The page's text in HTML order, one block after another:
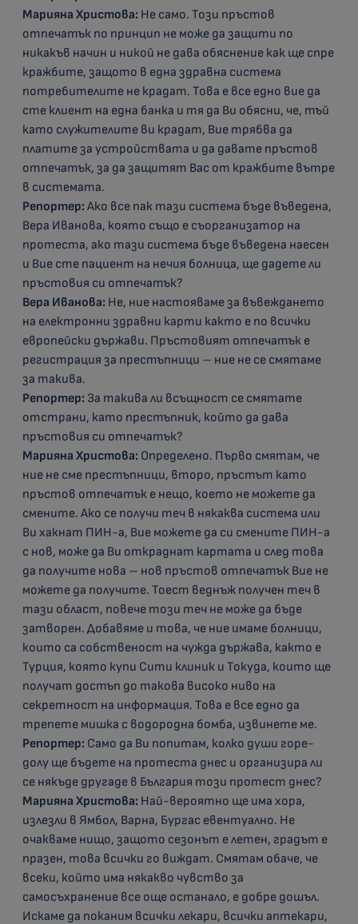
Марияна Христова: Не само. Този пръстов
отпечатък по принцип не може да защити по
никакъв начин и никой не дава обяснение как ще спре
кражбите, защото в една здравна система
потребителите не крадат. Това е все едно вие да
сте клиент на една банка и тя да Ви обясни, че, тъй
като служителите ви крадат, Вие трябва да
платите за устройствата и да давате пръстов
отпечатък, за да защитят Вас от кражбите вътре
в системата.
Репортер:Ако все пак тази система бъде въведена,
Вера Иванова, която също е съорганизатор на
протеста, ако тази система бъде въведена наесен
и Вие сте пациент на нечия болница, ще дадете ли
пръстовия си отпечатък?
Вера Иванова: Не, ние настояваме за въвеждането
на електронни здравни карти както е по всички
европейски държави. Пръстовият отпечатък е
регистрация за престъпници – ние не се смятаме
за такива.
Репортер: За такива ли всъщност се смятате
отстрани, като престъпник, който да дава
пръстовия си отпечатък?
Марияна Христова: Определено. Първо смятам, че
ние не сме престъпници, второ, пръстът като
пръстов отпечатък е нещо, което не можете да
смените. Ако се получи теч в някаква система или
Ви хакнат ПИН-а, Вие можете да си смените ПИН-а
с нов, може да Ви откраднат картата и след това
да получите нова – нов пръстов отпечатък Вие не
можете да получите. Тоест веднъж получен теч в
тази област, повече този теч не може да бъде
затворен. Добавяме и това, че ние имаме болници,
които са собственост на чужда държава, както е
Турция, която купи Сити клиник и Токуда, които ще
получат достъп до такова високо ниво на
секретност на информация. Това е все едно да
трепете мишка с водородна бомба, извинете ме.
Репортер: Само да Ви попитам, колко души горе-
долу ще бъдете на протеста днес и организира ли
се някъде другаде в България този протест днес?
Марияна Христова: Най-вероятно ще има хора,
излезли в Ямбол, Варна, Бургас евентуално. Не
очакваме нищо, защото сезонът е летен, градът е
празен, това всички го виждат. Смятам обаче, че
всеки, който има някакво чувство за
самосъхранение все още останало, е добре дошъл.
Искаме да поканим всички лекари, всички аптекари,